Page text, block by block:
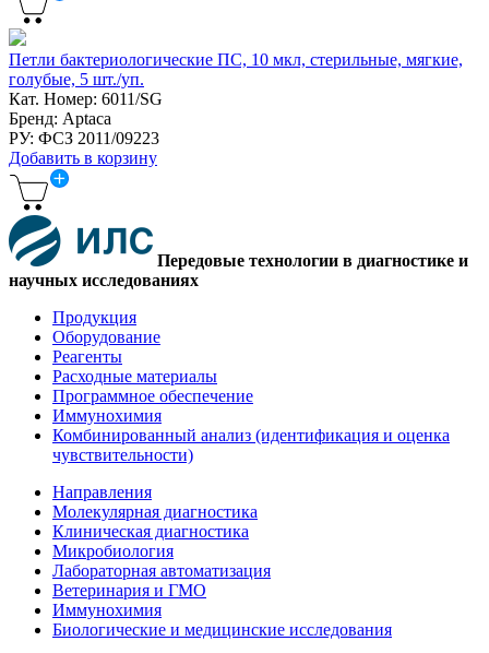
Петли бактериологические ПС, 10 мкл, стерильные, мягкие,
голубые, 5 шт./уп.
Кат. Номер: 6011/SG
Бренд: Aptaca
РУ: ФСЗ 2011/09223
Добавить в корзину
Передовые технологии в диагностике и
научных исследованиях
Продукция
Оборудование
Реагенты
Расходные материалы
Программное обеспечение
Иммунохимия
Комбинированный анализ (идентификация и оценка
чувствительности)
Направления
Молекулярная диагностика
Клиническая диагностика
Микробиология
Лабораторная автоматизация
Ветеринария и ГМО
Иммунохимия
Биологические и медицинские исследования